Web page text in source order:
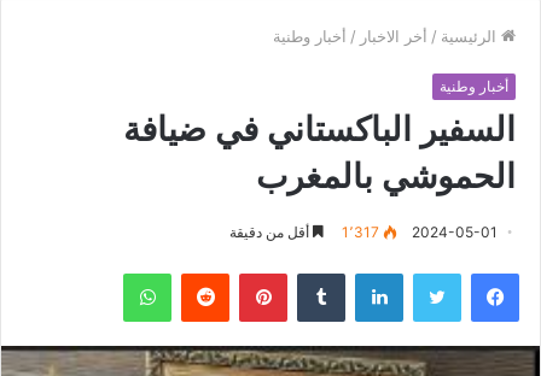
الرئيسية / أخر الاخبار / أخبار وطنية
أخبار وطنية
السفير الباكستاني في ضيافة
الحموشي بالمغرب
2024-05-01 1٬317 أقل من دقيقة
فيسبوك لينكدإن بينتيريست